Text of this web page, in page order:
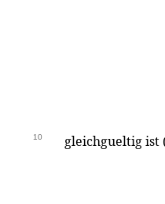
10 gleichgueltig